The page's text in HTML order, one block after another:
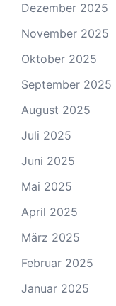
Dezember 2025
November 2025
Oktober 2025
September 2025
August 2025
Juli 2025
Juni 2025
Mai 2025
April 2025
März 2025
Februar 2025
Januar 2025